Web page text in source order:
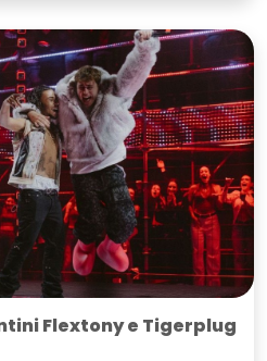
Flextony e Tigerplug